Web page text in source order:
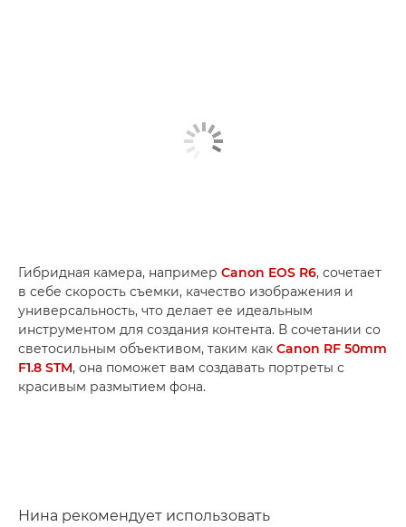
Гибридная камера, например Canon EOS R6, сочетает
в себе скорость съемки, качество изображения и
универсальность, что делает ее идеальным
инструментом для создания контента. В сочетании со
светосильным объективом, таким как Canon RF 50mm
F1.8 STM, она поможет вам создавать портреты с
красивым размытием фона.
Нина рекомендует использовать